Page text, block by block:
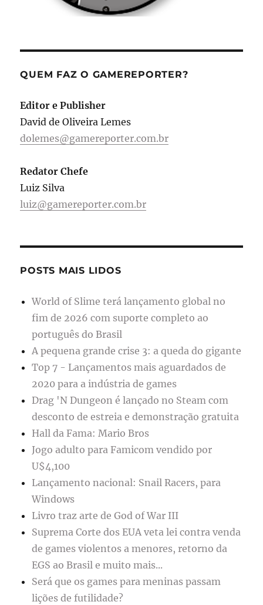
QUEM FAZ O GAMEREPORTER?
Editor e Publisher
David de Oliveira Lemes
dolemes@gamereporter.com.br
Redator Chefe
Luiz Silva
luiz@gamereporter.com.br
POSTS MAIS LIDOS
World of Slime terá lançamento global no
fim de 2026 com suporte completo ao
português do Brasil
A pequena grande crise 3: a queda do gigante
Top 7 - Lançamentos mais aguardados de
2020 para a indústria de games
Drag 'N Dungeon é lançado no Steam com
desconto de estreia e demonstração gratuita
Hall da Fama: Mario Bros
Jogo adulto para Famicom vendido por
U$4,100
Lançamento nacional: Snail Racers, para
Windows
Livro traz arte de God of War III
Suprema Corte dos EUA veta lei contra venda
de games violentos a menores, retorno da
EGS ao Brasil e muito mais...
Será que os games para meninas passam
lições de futilidade?